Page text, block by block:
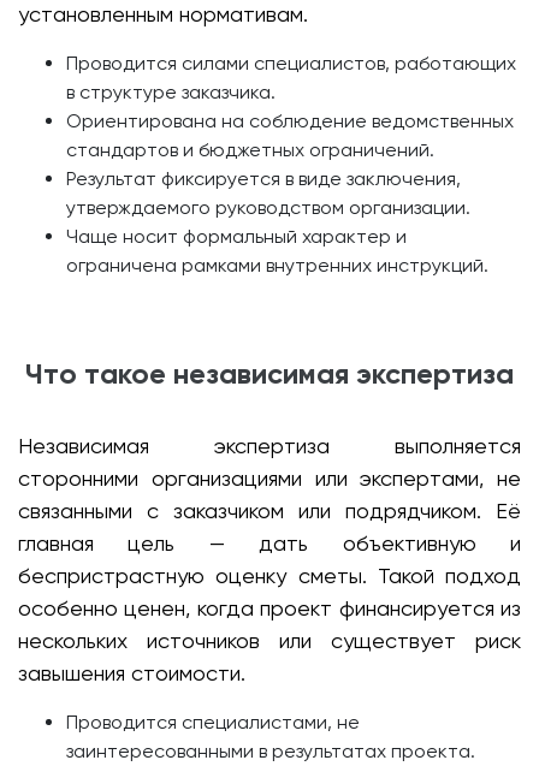
установленным нормативам.
Проводится силами специалистов, работающих
в структуре заказчика.
Ориентирована на соблюдение ведомственных
стандартов и бюджетных ограничений.
Результат фиксируется в виде заключения,
утверждаемого руководством организации.
Чаще носит формальный характер и
ограничена рамками внутренних инструкций.
Что такое независимая экспертиза
Независимая экспертиза выполняется
сторонними организациями или экспертами, не
связанными с заказчиком или подрядчиком. Её
главная цель — дать объективную и
беспристрастную оценку сметы. Такой подход
особенно ценен, когда проект финансируется из
нескольких источников или существует риск
завышения стоимости.
Проводится специалистами, не
заинтересованными в результатах проекта.